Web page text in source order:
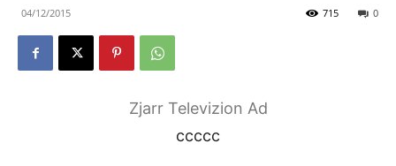
04/12/2015 0
715
Zjarr Televizion Ad
ccccc